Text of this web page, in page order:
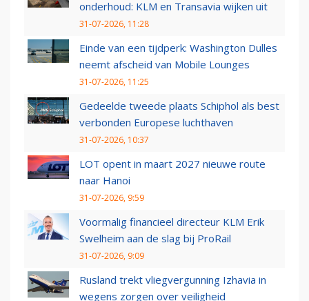
onderhoud: KLM en Transavia wijken uit
31-07-2026, 11:28
Einde van een tijdperk: Washington Dulles
neemt afscheid van Mobile Lounges
31-07-2026, 11:25
Gedeelde tweede plaats Schiphol als best
verbonden Europese luchthaven
31-07-2026, 10:37
LOT opent in maart 2027 nieuwe route
naar Hanoi
31-07-2026, 9:59
Voormalig financieel directeur KLM Erik
Swelheim aan de slag bij ProRail
31-07-2026, 9:09
Rusland trekt vliegvergunning Izhavia in
wegens zorgen over veiligheid